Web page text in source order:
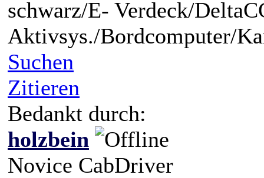
schwarz/E- Verdeck/
Aktivsys./Bordcomputer/
Suchen
Zitieren
Bedankt durch:
holzbein
Novice CabDriver